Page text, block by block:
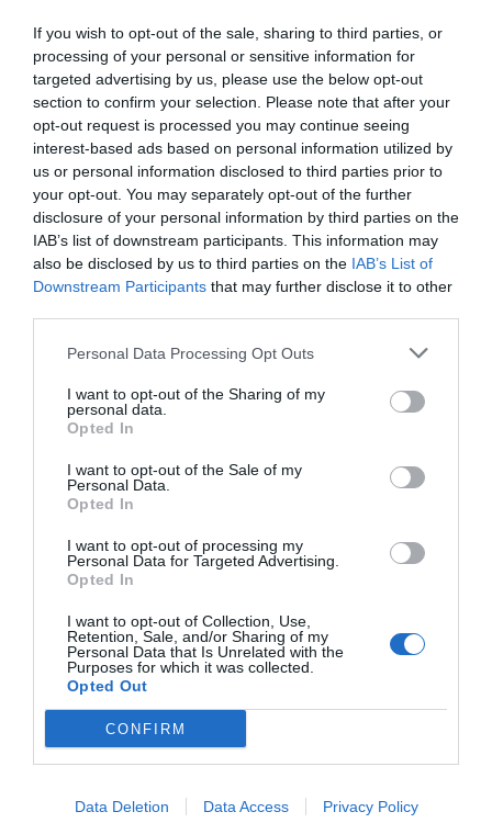
If you wish to opt-out of the sale, sharing to third parties, or
processing of your personal or sensitive information for
targeted advertising by us, please use the below opt-out
section to confirm your selection. Please note that after your
opt-out request is processed you may continue seeing
interest-based ads based on personal information utilized by
us or personal information disclosed to third parties prior to
your opt-out. You may separately opt-out of the further
disclosure of your personal information by third parties on the
IAB’s list of downstream participants. This information may
also be disclosed by us to third parties on the IAB’s List of
Downstream Participants that may further disclose it to other
Personal Data Processing Opt Outs
I want to opt-out of the Sharing of my
personal data.
Opted In
I want to opt-out of the Sale of my
Personal Data.
Opted In
I want to opt-out of processing my
Personal Data for Targeted Advertising.
Opted In
I want to opt-out of Collection, Use,
Retention, Sale, and/or Sharing of my
Personal Data that Is Unrelated with the
Purposes for which it was collected.
Opted Out
CONFIRM
Data Deletion Data Access Privacy Policy